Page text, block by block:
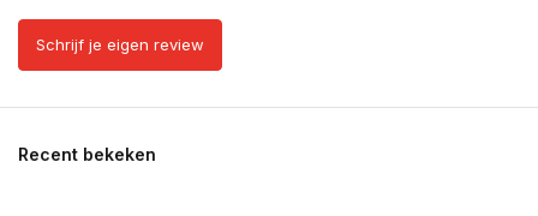
Schrijf je eigen review
Recent bekeken